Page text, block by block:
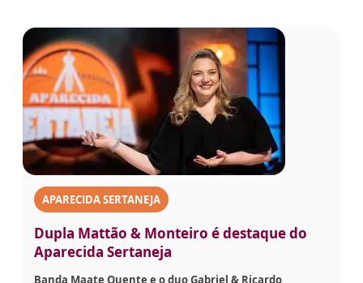
APARECIDA SERTANEJA
Dupla Mattão & Monteiro é destaque do
Aparecida Sertaneja
Banda Maate Quente e o duo Gabriel & Ricardo